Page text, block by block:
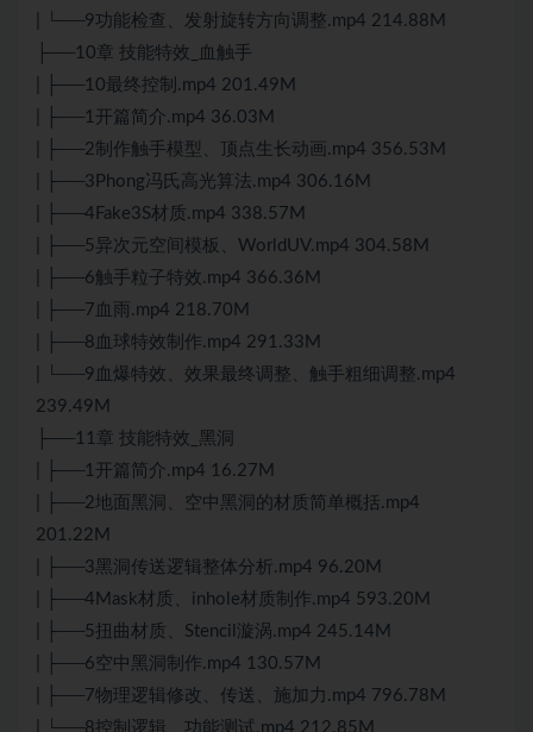
| └──9功能检查、发射旋转方向调整.mp4 214.88M
├──10章 技能特效_血触手
| ├──10最终控制.mp4 201.49M
| ├──1开篇简介.mp4 36.03M
| ├──2制作触手模型、顶点生长动画.mp4 356.53M
| ├──3Phong冯氏高光算法.mp4 306.16M
| ├──4Fake3S材质.mp4 338.57M
| ├──5异次元空间模板、WorldUV.mp4 304.58M
| ├──6触手粒子特效.mp4 366.36M
| ├──7血雨.mp4 218.70M
| ├──8血球特效制作.mp4 291.33M
| └──9血爆特效、效果最终调整、触手粗细调整.mp4
239.49M
├──11章 技能特效_黑洞
| ├──1开篇简介.mp4 16.27M
| ├──2地面黑洞、空中黑洞的材质简单概括.mp4
201.22M
| ├──3黑洞传送逻辑整体分析.mp4 96.20M
| ├──4Mask材质、inhole材质制作.mp4 593.20M
| ├──5扭曲材质、Stencil漩涡.mp4 245.14M
| ├──6空中黑洞制作.mp4 130.57M
| ├──7物理逻辑修改、传送、施加力.mp4 796.78M
| └──8控制逻辑、功能测试.mp4 212.85M